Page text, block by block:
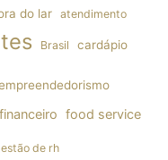
do lar atendimento
Brasil cardápio
financeiro food service
de rh